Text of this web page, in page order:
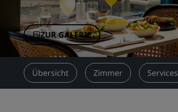
Verbundene Marken in China
ZUR GALERIE
Übersicht Zimmer Services